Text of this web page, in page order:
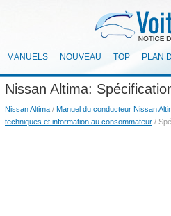
MANUELS NOUVEAU TOP PLAN
Nissan Altima:
Nissan Altima / Manuel du conducteur Nissan
techniques et information au consommateur /